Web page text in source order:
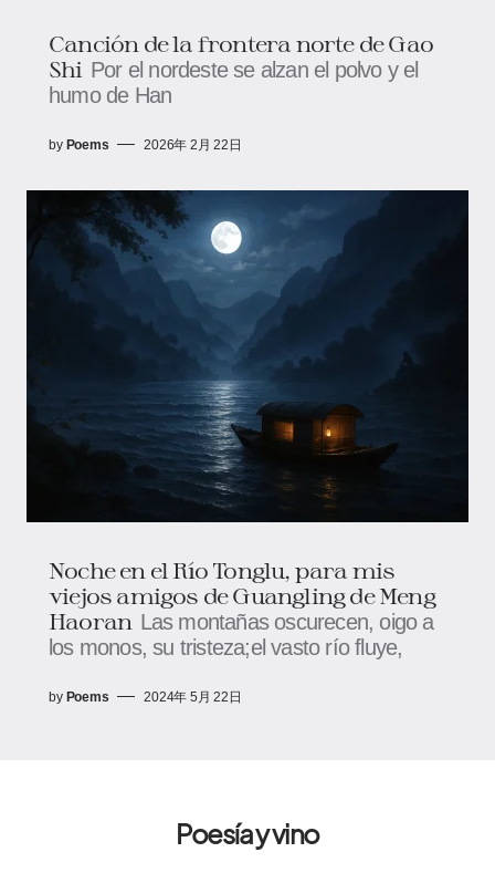
Canción de la frontera norte de Gao
Shi Por el nordeste se alzan el polvo y el
humo de Han
by Poems 2026年 2月 22日
Noche en el Río Tonglu, para mis
viejos amigos de Guangling de Meng
Haoran Las montañas oscurecen, oigo a
los monos, su tristeza;el vasto río fluye,
by Poems 2024年 5月 22日
Poesía y vino